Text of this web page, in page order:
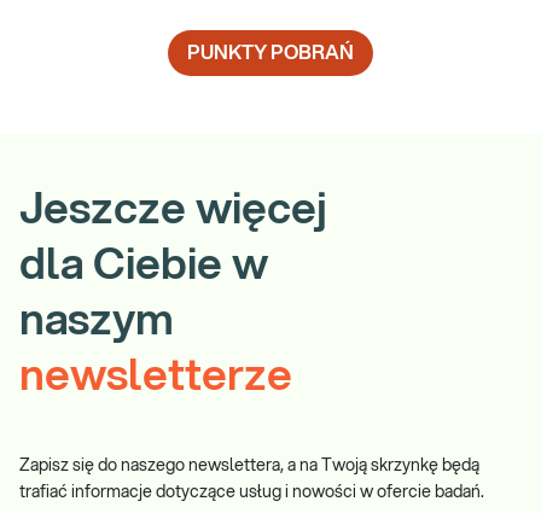
PUNKTY POBRAŃ
Jeszcze więcej
dla Ciebie w
naszym
newsletterze
Zapisz się do naszego newslettera, a na Twoją skrzynkę będą
trafiać informacje dotyczące usług i nowości w ofercie badań.